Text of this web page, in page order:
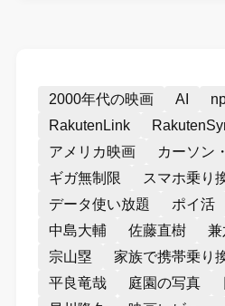
2000年代の映画 AI
RakutenLink
アメリカ映画
カーソン
ギガ無制限
スマホ乗り
データ使い放題
ポイ活
中島大輔
佐藤直樹 兼
宗山塁
家族で携帯乗り
平良竜哉
庭園の写真